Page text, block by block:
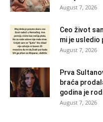
August 7, 2026
Ceo život
mi je usledio
August 7, 2026
Prva
braća
godina je
August 7, 2026